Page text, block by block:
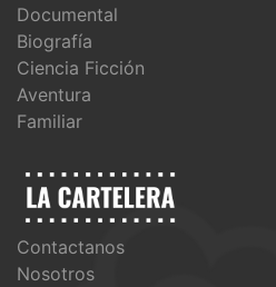
Documental
Biografía
Ciencia Ficción
Aventura
Familiar
Contactanos
Nosotros